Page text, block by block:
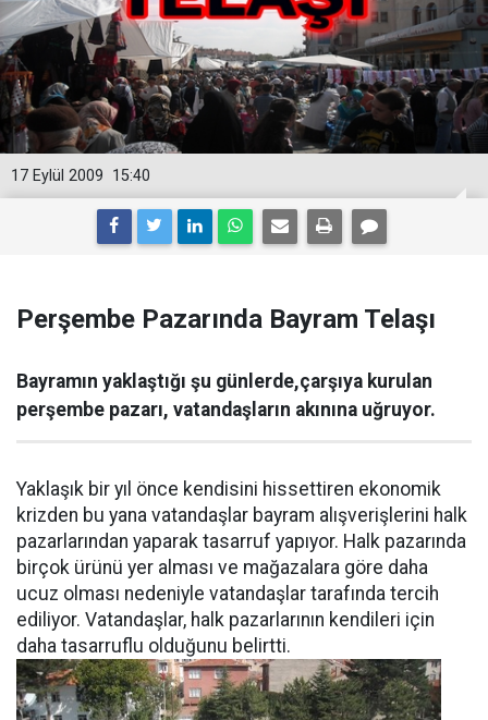
15:40
17 Eylül 2009
Perşembe Pazarında Bayram Telaşı
Bayramın yaklaştığı şu günlerde,çarşıya kurulan
perşembe pazarı, vatandaşların akınına uğruyor.
Yaklaşık bir yıl önce kendisini hissettiren ekonomik
krizden bu yana vatandaşlar bayram alışverişlerini halk
pazarlarından yaparak tasarruf yapıyor. Halk pazarında
birçok ürünü yer alması ve mağazalara göre daha
ucuz olması nedeniyle vatandaşlar tarafında tercih
ediliyor. Vatandaşlar, halk pazarlarının kendileri için
daha tasarruflu olduğunu belirtti.